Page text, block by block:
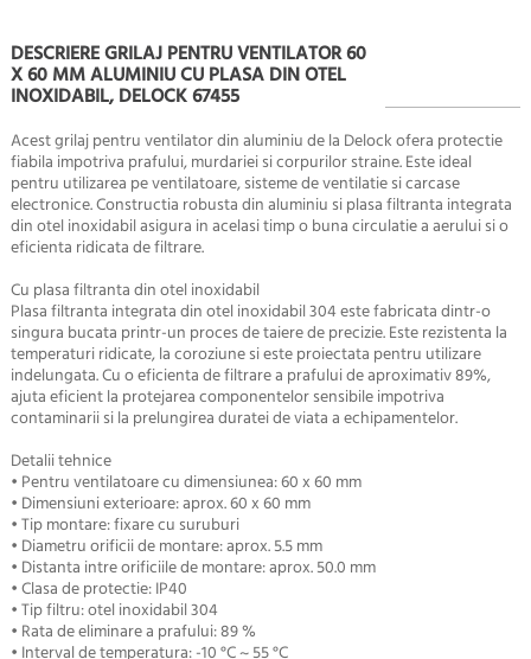
DESCRIERE GRILAJ PENTRU VENTILATOR 60
X 60 MM ALUMINIU CU PLASA DIN OTEL
INOXIDABIL, DELOCK 67455
Acest grilaj pentru ventilator din aluminiu de la Delock ofera protectie
fiabila impotriva prafului, murdariei si corpurilor straine. Este ideal
pentru utilizarea pe ventilatoare, sisteme de ventilatie si carcase
electronice. Constructia robusta din aluminiu si plasa filtranta integrata
din otel inoxidabil asigura in acelasi timp o buna circulatie a aerului si o
eficienta ridicata de filtrare.
Cu plasa filtranta din otel inoxidabil
Plasa filtranta integrata din otel inoxidabil 304 este fabricata dintr-o
singura bucata printr-un proces de taiere de precizie. Este rezistenta la
temperaturi ridicate, la coroziune si este proiectata pentru utilizare
indelungata. Cu o eficienta de filtrare a prafului de aproximativ 89%,
ajuta eficient la protejarea componentelor sensibile impotriva
contaminarii si la prelungirea duratei de viata a echipamentelor.
Detalii tehnice
• Pentru ventilatoare cu dimensiunea: 60 x 60 mm
• Dimensiuni exterioare: aprox. 60 x 60 mm
• Tip montare: fixare cu suruburi
• Diametru orificii de montare: aprox. 5.5 mm
• Distanta intre orificiile de montare: aprox. 50.0 mm
• Clasa de protectie: IP40
• Tip filtru: otel inoxidabil 304
• Rata de eliminare a prafului: 89 %